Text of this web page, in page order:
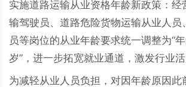
实施道路运输从业资格年龄新政策：经
输驾驶员、道路危险货物运输从业人员
员等岗位的从业年龄要求统一调整为“
岁”，进一步拓宽就业通道，激发行业活
为减轻从业人员负担，对因年龄原因此